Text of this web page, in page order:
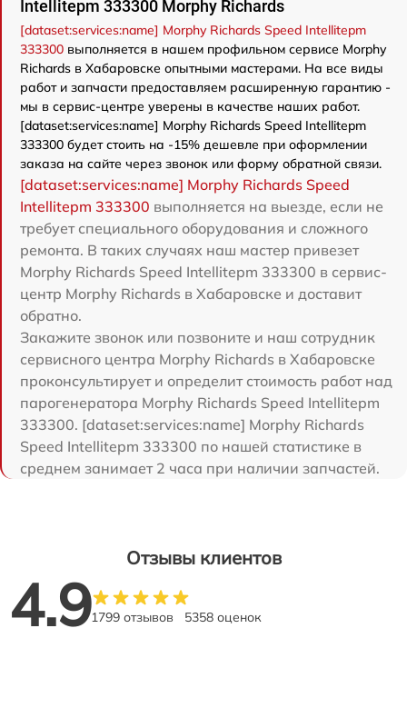
Intellitepm 333300 Morphy Richards
[dataset:services:name] Morphy Richards Speed Intellitepm
333300 выполняется в нашем профильном сервисе Morphy
Richards в Хабаровске опытными мастерами. На все виды
работ и запчасти предоставляем расширенную гарантию -
мы в сервис-центре уверены в качестве наших работ.
[dataset:services:name] Morphy Richards Speed Intellitepm
333300 будет стоить на -15% дешевле при оформлении
заказа на сайте через звонок или форму обратной связи.
[dataset:services:name] Morphy Richards Speed
Intellitepm 333300 выполняется на выезде, если не
требует специального оборудования и сложного
ремонта. В таких случаях наш мастер привезет
Morphy Richards Speed Intellitepm 333300 в сервис-
центр Morphy Richards в Хабаровске и доставит
обратно.
Закажите звонок или позвоните и наш сотрудник
сервисного центра Morphy Richards в Хабаровске
проконсультирует и определит стоимость работ над
парогенератора Morphy Richards Speed Intellitepm
333300. [dataset:services:name] Morphy Richards
Speed Intellitepm 333300 по нашей статистике в
среднем занимает 2 часа при наличии запчастей.
Отзывы клиентов
4.91799 отзывов 5358 оценок